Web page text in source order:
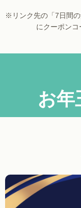
※リンク先の「7日間
にクーポン
お